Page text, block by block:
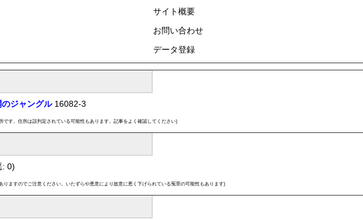
サイト概要
お問い合わせ
データ登録
ジャングル16082-3
です。住所は誤判定されている可能性もあります。記事をよく確認してください)
: 0)
りますのでご注意ください。いたずらや悪意により故意に悪く下げられている冤罪の可能性もあります)